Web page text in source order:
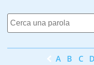
A B C D